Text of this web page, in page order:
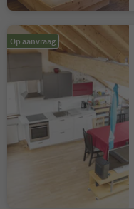
Op aanvraag